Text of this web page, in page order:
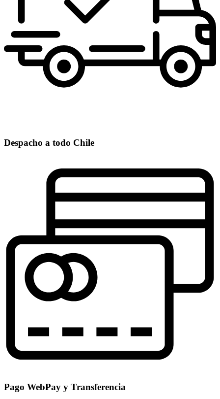
Despacho a todo Chile
Pago WebPay y Transferencia